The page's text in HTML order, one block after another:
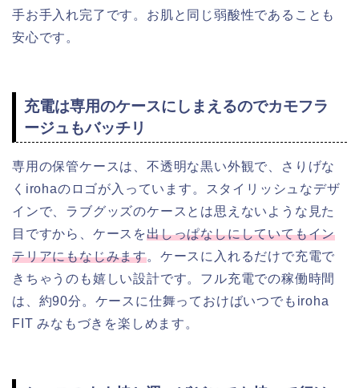
手お手入れ完了です。お肌と同じ弱酸性であることも
安心です。
充電は専用のケースにしまえるのでカモフラ
ージュもバッチリ
専用の保管ケースは、不透明な黒い外観で、さりげな
くirohaのロゴが入っています。スタイリッシュなデザ
インで、ラブグッズのケースとは思えないような見た
目ですから、ケースを出しっぱなしにしていてもイン
テリアにもなじみます。ケースに入れるだけで充電で
きちゃうのも嬉しい設計です。フル充電での稼働時間
は、約90分。ケースに仕舞っておけばいつでもiroha
FIT みなもづきを楽しめます。